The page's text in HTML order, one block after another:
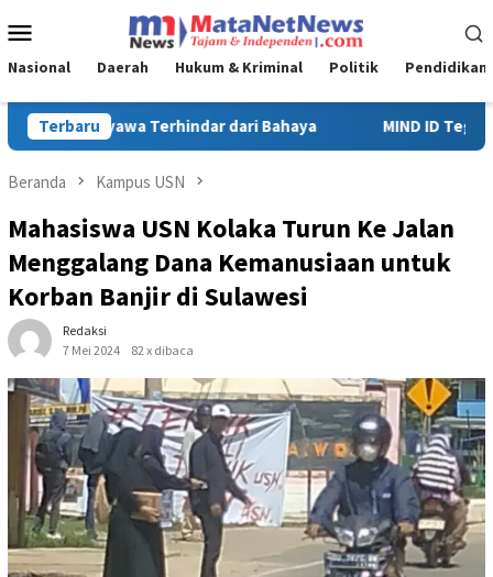
ke
Mobile
Nasional Daerah Hukum & Kriminal Politik Pendidikan
Terbaru
MIND ID Tegaskan Dukungan Penuh Bagi PT Vale di Pomalaa,
Beranda Kampus USN
Mahasiswa USN Kolaka Turun Ke Jalan
Menggalang Dana Kemanusiaan untuk
Korban Banjir di Sulawesi
Redaksi
7 Mei 2024
82 x dibaca